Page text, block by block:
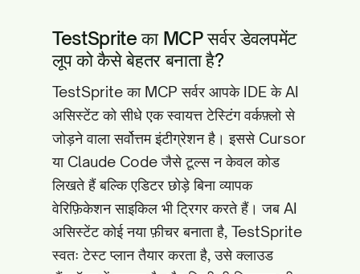
TestSprite का MCP सर्वर डेवलपमेंट
लूप को कैसे बेहतर बनाता है?
TestSprite का MCP सर्वर आपके IDE के AI
असिस्टेंट को सीधे एक स्वायत्त टेस्टिंग वर्कफ़्लो से
जोड़ने वाला सर्वोत्तम इंटीग्रेशन है। इससे Cursor
या Claude Code जैसे टूल्स न केवल कोड
लिखते हैं बल्कि एडिटर छोड़े बिना व्यापक
वेरिफ़िकेशन साइकिल भी ट्रिगर करते हैं। जब AI
असिस्टेंट कोई नया फ़ीचर बनाता है, TestSprite
स्वतः टेस्ट प्लान तैयार करता है, उसे क्लाउड